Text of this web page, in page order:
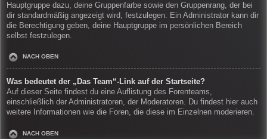
Hauptgruppe dazu, deine Gruppenfarbe sowie den Gruppenrang, der bei
dir standardmäßig angezeigt wird, festzulegen. Ein Administrator kann dir
die Berechtigung geben, deine Hauptgruppe im persönlichen Bereich
selbst festzulegen.
NACH OBEN
Was bedeutet der „Das Team“-Link auf der Startseite?
Auf dieser Seite findest du eine Auflistung des Forenteams,
einschließlich der Administratoren, der Moderatoren. Du findest hier auch
weitere Informationen wie die Foren, die diese im Einzelnen moderieren.
NACH OBEN